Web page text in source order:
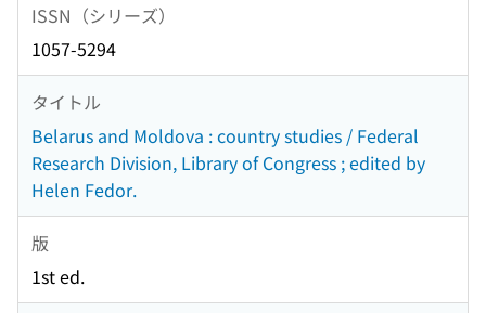
ISSN（シリーズ）
1057-5294
タイトル
Belarus and Moldova : country studies / Federal
Research Division, Library of Congress ; edited by
Helen Fedor.
版
1st ed.